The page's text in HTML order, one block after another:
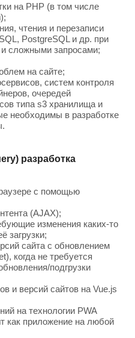
на PHP (в том числе
чтения и перезаписи
PostgreSQL и др. при
сложными запросами;
на сайте;
систем контроля
очередей
типа s3 хранилища и
необходимы в разработке
разработка
с помощью
(AJAX);
изменения каких-то
загрузки;
сайта с обновлением
когда не требуется
подгрузки
и версий сайтов на Vue.js
на технологии PWA
как приложение на любой